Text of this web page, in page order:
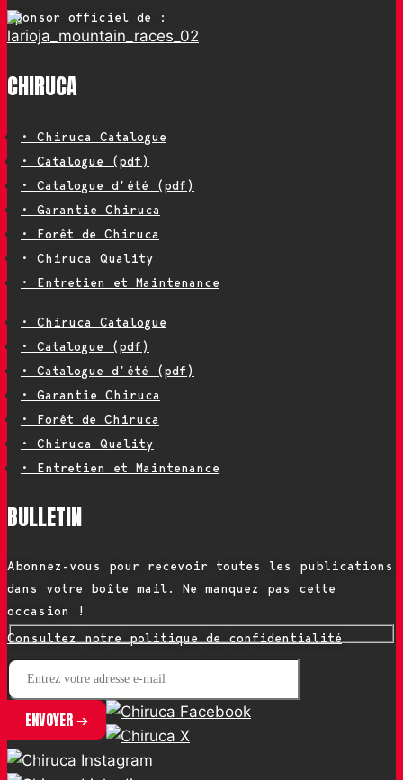
Sponsor officiel de :
CHIRUCA
• Chiruca Catalogue
• Catalogue (pdf)
• Catalogue d’été (pdf)
• Garantie Chiruca
• Forêt de Chiruca
• Chiruca Quality
• Entretien et Maintenance
• Chiruca Catalogue
• Catalogue (pdf)
• Catalogue d’été (pdf)
• Garantie Chiruca
• Forêt de Chiruca
• Chiruca Quality
• Entretien et Maintenance
BULLETIN
Abonnez-vous pour recevoir toutes les publications
dans votre boîte mail. Ne manquez pas cette
occasion !
Consultez notre politique de confidentialité